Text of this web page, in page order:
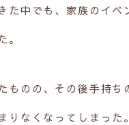
た中でも、家族のイ
ものの、その後手持
りなくなってしまっ